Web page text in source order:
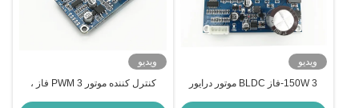
ویدیو
150W 3-فاز BLDC موتور درایور
ویدیو
کنترل کننده موتور PWM 3 فاز ،